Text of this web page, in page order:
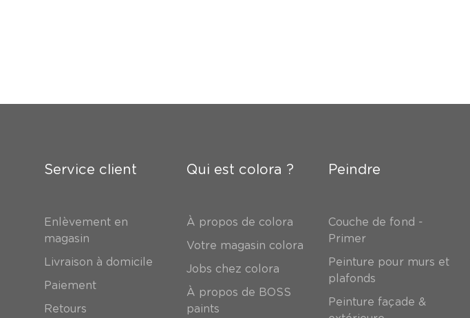
Service client
Enlèvement en
magasin
Livraison à domicile
Paiement
Retours
Qui est colora ?
À propos de colora
Votre magasin colora
Jobs chez colora
À propos de BOSS
paints
Peindre
Couche de fond -
Primer
Peinture pour murs et
plafonds
Peinture façade &